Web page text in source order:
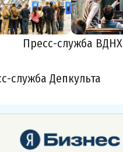
Пресс-служба ВДНХ
служба Депкульта